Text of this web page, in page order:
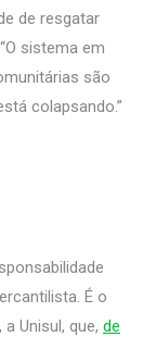
de resgatar
sistema em
são
colapsando.”
É o
Unisul, que, de